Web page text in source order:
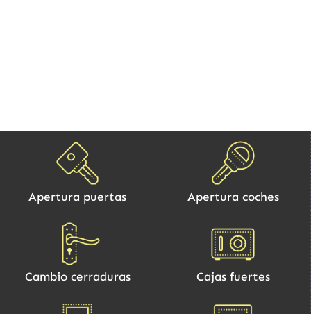
Apertura puertas Apertura coches
Cambio cerraduras Cajas fuertes